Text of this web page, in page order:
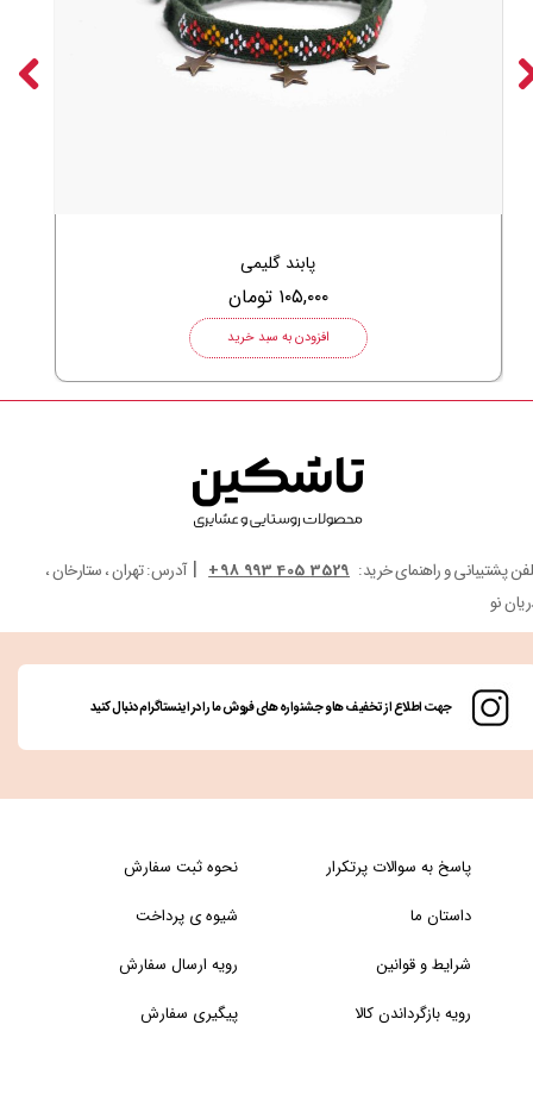
پابند گلیمی
۱۰۵,۰۰۰ تومان
افزودن به سبد خرید
جهت اطلاع از تخفیف ها و جشنواره های فروش ما را در اینستاگرام دنبال کنید
پاسخ به سوالات پرتکرار
داستان ما
شرایط و قوانین
رویه بازگرداندن کالا
نحوه ثبت سفارش
شیوه ی پرداخت
رویه ارسال سفارش
پیگیری سفارش
پشتیبانی و راهنمای خرید: 3529 405 993 98+
| آدرس: تهران ، ستارخان ،
نو